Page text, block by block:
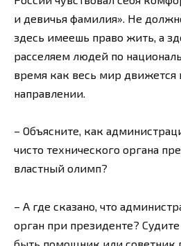
и девичья фамилия». Не
здесь имеешь право жить, а
расселяем людей по
время как весь мир движется
направлении.
– Объясните, как
чисто технического органа
властный олимп?
– А где сказано, что
орган при президенте?
быть помощник или советник